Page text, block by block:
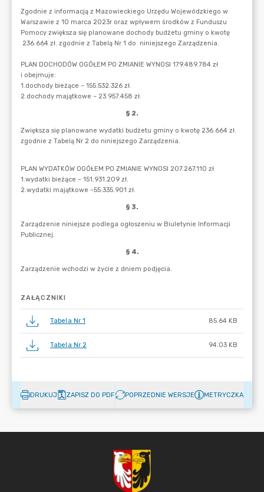
ZAŁĄCZNIKI
Tabela Nr 1 85.64 KB
Tabela Nr 2 94.03 KB
DRUKUJ ZAPISZ DO PDF POPRZEDNIE WERSJE METRYCZKA